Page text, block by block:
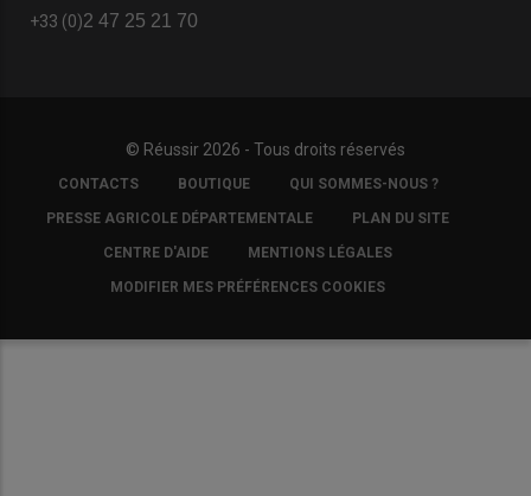
+33 (0)2 47 25 21 70
© Réussir 2026 - Tous droits réservés
FOOTER
COPYRIGHT
CONTACTS BOUTIQUE QUI SOMMES-NOUS ?
PRESSE AGRICOLE DÉPARTEMENTALE PLAN DU SITE
CENTRE D'AIDE MENTIONS LÉGALES
MODIFIER MES PRÉFÉRENCES COOKIES